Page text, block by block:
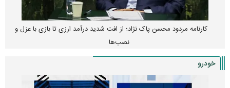
کارنامه مردود محسن پاک‌ نژاد؛ از افت شدید درآمد ارزی تا بازی با عزل و
نصب‌ها
خودرو